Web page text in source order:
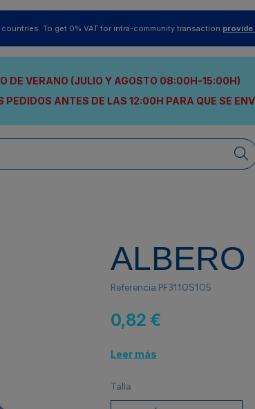
To get 0% VAT for intra-community transaction provide
DE VERANO (JULIO Y AGOSTO 08:00H-15:00H)
PEDIDOS ANTES DE LAS 12:00H PARA QUE SE
ALBERO
Referencia PF3110S105
0,82 €
Leer más
Talla